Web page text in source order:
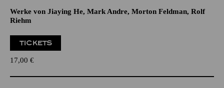
Werke von Jiaying He, Mark Andre, Morton Feldman, Rolf
Riehm
TICKETS
17,00 €